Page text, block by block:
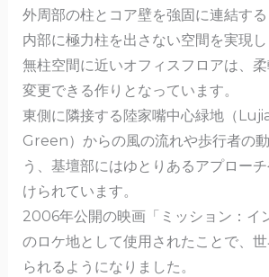
外周部の柱とコア壁を強固に連結す
内部に極力柱を出さない空間を実現し
無柱空間に近いオフィスフロアは、
変更できる作りとなっています。
東側に隣接する陸家嘴中心緑地（
Green）からの風の流れや歩行者の
う、基壇部にはゆとりあるアプロー
けられています。
2006年公開の映画「ミッション：イ
のロケ地として使用されたことで、
られるようになりました。